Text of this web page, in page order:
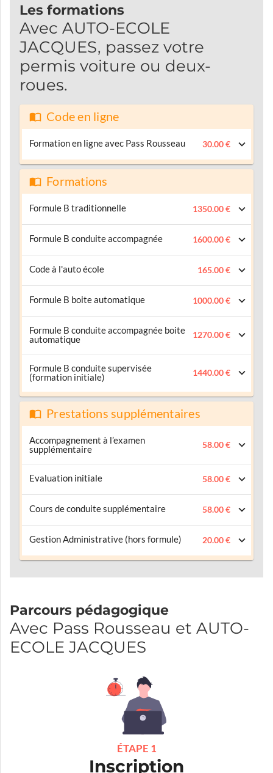
Les formations
Avec AUTO-ECOLE
JACQUES, passez votre
permis voiture ou deux-
roues.
Code en ligne
Formation en ligne avec Pass Rousseau 30.00 €
Formations
Formule B traditionnelle 1350.00 €
Formule B conduite accompagnée 1600.00 €
Code à l'auto école 165.00 €
Formule B boite automatique 1000.00 €
Formule B conduite accompagnée boite
automatique
1270.00 €
Formule B conduite supervisée
(formation initiale)
1440.00 €
Prestations supplémentaires
Accompagnement à l’examen
supplémentaire
58.00 €
Evaluation initiale 58.00 €
Cours de conduite supplémentaire 58.00 €
Gestion Administrative (hors formule) 20.00 €
Parcours pédagogique
Avec Pass Rousseau et AUTO-
ECOLE JACQUES
ÉTAPE 1
Inscription